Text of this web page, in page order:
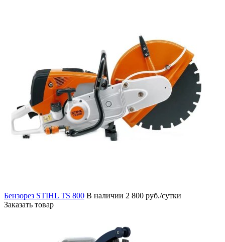
Бензорез STIHL TS 800 В наличии 2 800 руб./сутки
Заказать товар